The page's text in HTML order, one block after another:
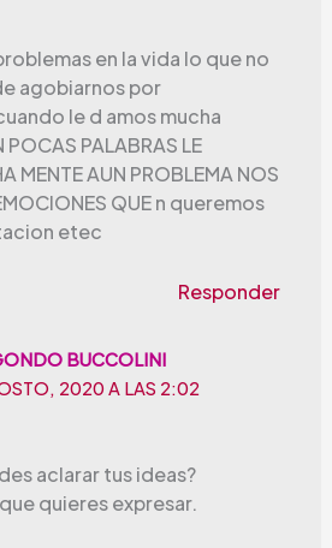
en la vida lo que no
agobiarnos por
le d amos mucha
PALABRAS LE
MENTE AUN PROBLEMA NOS
QUE n queremos
etec
Responder
BUCCOLINI
2020 A LAS 2:02
aclarar tus ideas?
quieres expresar.